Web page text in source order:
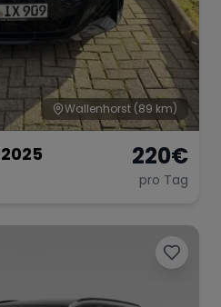
Wallenhorst (89 km)
220€
pro Tag